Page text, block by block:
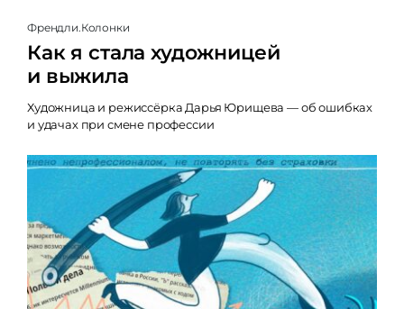
Френдли.Колонки
Как я стала художницей
и выжила
Художница и режиссёрка Дарья Юрищева — об ошибках
и удачах при смене профессии